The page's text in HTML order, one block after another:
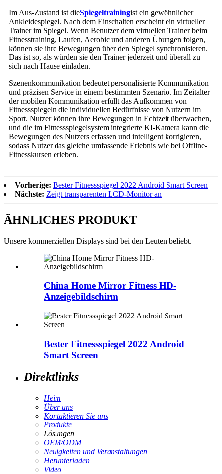
Im Aus-Zustand ist dieSpiegeltrainingist ein gewöhnlicher
Ankleidespiegel. Nach dem Einschalten erscheint ein virtueller
Trainer im Spiegel. Wenn Benutzer dem virtuellen Trainer beim
Fitnesstraining, Laufen, Aerobic und anderen Übungen folgen,
können sie ihre Bewegungen über den Spiegel synchronisieren.
Das ist so, als würden sie den Trainer jederzeit und überall zu
sich nach Hause einladen.
Szenenkommunikation bedeutet personalisierte Kommunikation
und präzisen Service in einem bestimmten Szenario. Im Zeitalter
der mobilen Kommunikation erfüllt das Aufkommen von
Fitnessspiegeln die individuellen Bedürfnisse von Nutzern im
Sport. Nutzer können ihre Bewegungen in Echtzeit überwachen,
und die im Fitnessspiegelsystem integrierte KI-Kamera kann die
Bewegungen des Nutzers erfassen und intelligent korrigieren,
sodass Nutzer das gleiche umfassende Erlebnis wie bei Offline-
Fitnesskursen erleben.
Vorherige: Bester Fitnessspiegel 2022 Android Smart Screen
Nächste: Zeigt transparenten LCD-Monitor an
ÄHNLICHES PRODUKT
Unsere kommerziellen Displays sind bei den Leuten beliebt.
China Home Mirror Fitness HD-
Anzeigebildschirm
Bester Fitnessspiegel 2022 Android
Smart Screen
Direktlinks
Heim
Über uns
Kontaktieren Sie uns
Produkte
Lösungen
OEM/ODM
Neuigkeiten und Veranstaltungen
Herunterladen
Video